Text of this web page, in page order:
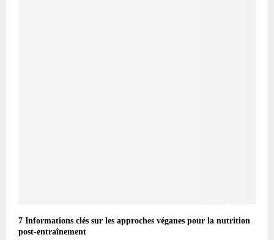
7 Informations clés sur les approches véganes pour la nutrition
post-entraînement